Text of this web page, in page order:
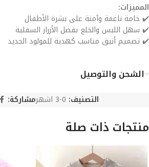
المميزات:
✔️ خامة ناعمة وآمنة على بشرة الأطفال
✔️ سهل اللبس والخلع بفضل الأزرار السفلية
✔️ تصميم أنيق مناسب كهدية للمولود الجديد
الشحن والتوصيل
التصنيف: 0-3 اشهر مشاركة:
منتجات ذات صلة